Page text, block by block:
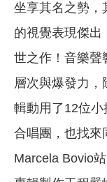
坐享其名之勢，
的視覺表現傑出
世之作！音樂聲
層次與爆發力
輯動用了12位小
合唱團，也找來
Marcela Bovio